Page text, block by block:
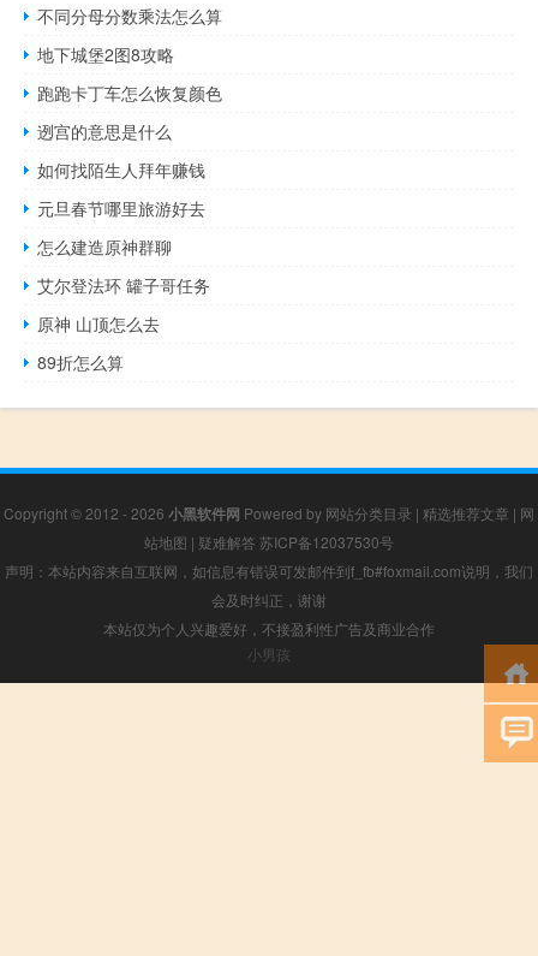
不同分母分数乘法怎么算
地下城堡2图8攻略
跑跑卡丁车怎么恢复颜色
迾宫的意思是什么
如何找陌生人拜年赚钱
元旦春节哪里旅游好去
怎么建造原神群聊
艾尔登法环 罐子哥任务
原神 山顶怎么去
89折怎么算
Copyright © 2012 - 2026 小黑软件网 Powered by 网站分类目录 | 精选推荐文章 | 网
站地图 | 疑难解答 苏ICP备12037530号
声明：本站内容来自互联网，如信息有错误可发邮件到f_fb#foxmail.com说明，我们
会及时纠正，谢谢
本站仅为个人兴趣爱好，不接盈利性广告及商业合作
小男孩